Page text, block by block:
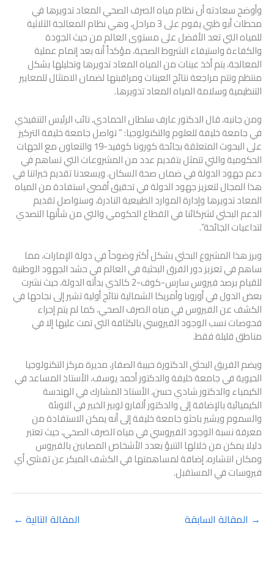
وأوضح سعادته أن نظام مياه الصرف الصحي المعاد تدويرها في
محطات أبو ظبي يقوم على 3 مراحل، وهي نظام المعالجة الثلاثية
للمياه التي تعد الأفضل على مستوى العالم من حيث الجودة
والكفاءة واستيفاء الشروط الصحية، مؤكداً أنه بعد إتمام عملية
المعالجة، يتم أخذ عينات من المياه المعاد تدويرها وتحليلها بشكل
منتظم وتتم مراجعة نتائج العينات ومراقبتها لضمان الامتثال للمعايير
التنظيمية وسلامة المياه المعاد تدويرها.
ومن جانبه، قال الدكتور عارف سلطان الحمادي، نائب الرئيس التنفيذي
في جامعة خليفة للعلوم والتكنولوجيا: ” تواصل جامعة خليفة التركيز
على البحوث المتعلقة بجائحة كورونا كوفيد-19 والتعاون مع الجهات
الحكومية والتي تتمثل بتقديم عدد من المشروعات التي تساهم في
دعم جهود الدولة في ضمان صحة السكان. ويسعدنا تقديم خبراتنا في
هذا المجال لتعزيز جهود الدولة في تحقيق أقصى استفادة من المياه
المعاد تدويرها وإدارة الموارد الطبيعية النادرة، وسنواصل تقديم
الدعم البحثي لشركائنا في القطاع الحكومي والتي من شأنها التصدي
لتداعيات الجائحة”.
وبرز هذا المشروع البحثي بشكل أكثر وضوحاً في دولة الإمارات، مما
ساهم في تعزيز دور الفرق البحثية في العالم في حشد الجهود الوطنية
للقيام برصد فيروس سارس-كوف-2 كالذي بدأته الدولة، حيث نشرت
بعض الدول في أوروبا وأمريكا الشمالية نتائج أولية تشير إلى نجاحها في
الكشف عن الفيروس في مياه الصرف الصحي، كما لم يتم إجراء
فحوصات نسب الوجود الفيروسي بالكثافة التي تمت عليها إلا في
مناطق قليلة فقط.
ويضم الفريق البحثي الدكتورة حبيبة الصفار، مديرة مركز التكنولوجيا
الحيوية في جامعة خليفة والدكتور أحمد يوسف، الأستاذ المساعد في
الكيمياء والدكتور شادي حسن، الأستاذ المشارك في الهندسة
الكيميائية بالإضافة إلى والدكتور ألفارو لوبيز الخبير في الاوبئة
والسموم ويشير باحثو جامعة خليفة إلى أنه يمكن الاستفادة من
معرفة نسبة الوجود الفيروسي في مياه الصرف الصحي، حيث تعتبر
دليلا يمكن من خلالها التنبؤ بعدد الأشخاص المصابين بالفيروس
ومكان انتشاره، إضافة لمساهمتها في الكشف المبكر عن تفشي أي
فيروسات في المستقبل.
→ المقالة السابقة المقالة التالية ←